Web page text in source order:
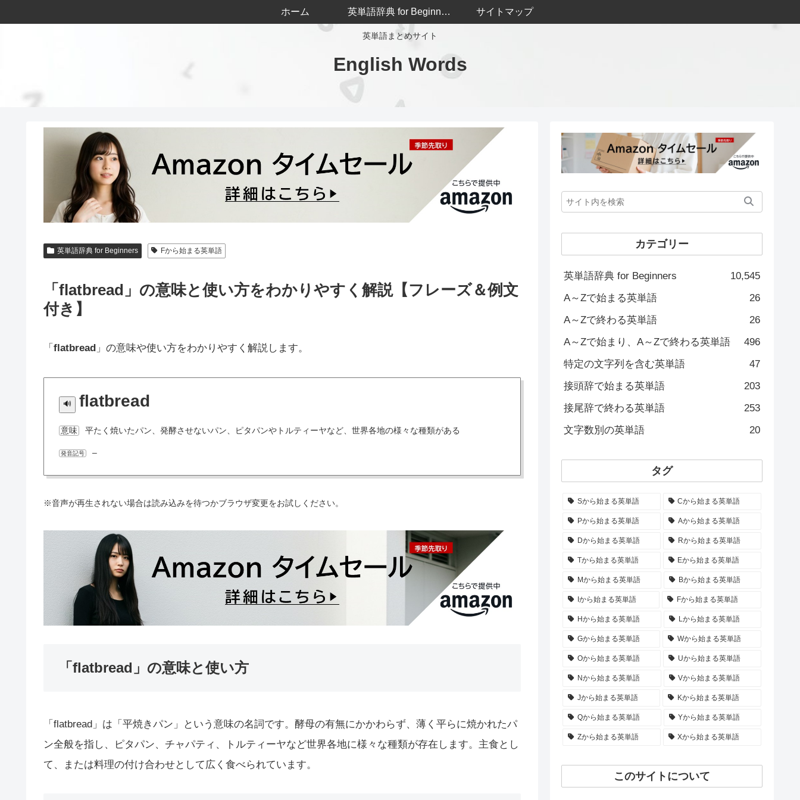
英単語まとめサイト
English Words
ホーム 英単語辞典 for Beginners サイトマップ
英単語辞典 for Beginners Fから始まる英単語
「flatbread」の意味と使い方をわかりやすく解説【フレーズ＆例文
付き】
「 flatbread 」の意味や使い方をわかりやすく解説します。
flatbread
意味 平たく焼いたパン、発酵させないパン、ピタパンやトルティーヤなど、世界各地の様々な種類がある
発音記号 –
※音声が再生されない場合は読み込みを待つかブラウザ変更をお試しください。
「flatbread」の意味と使い方
「flatbread」は「平焼きパン」という意味の名詞です。酵母の有無にかかわらず、薄く平らに焼かれたパ
ン全般を指し、ピタパン、チャパティ、トルティーヤなど世界各地に様々な種類が存在します。主食とし
て、または料理の付け合わせとして広く食べられています。
カテゴリー
英単語辞典 for Beginners
10,545
A～Zで始まる英単語
26
A～Zで終わる英単語
26
A～Zで始まり、A～Zで終わる英単語
496
特定の文字列を含む英単語
47
接頭辞で始まる英単語
203
接尾辞で終わる英単語
253
文字数別の英単語
20
タグ
Sから始まる英単語 Cから始まる英単語
Pから始まる英単語 Aから始まる英単語
Dから始まる英単語 Rから始まる英単語
Tから始まる英単語 Eから始まる英単語
Mから始まる英単語 Bから始まる英単語
Iから始まる英単語 Fから始まる英単語
Hから始まる英単語 Lから始まる英単語
Gから始まる英単語 Wから始まる英単語
Oから始まる英単語 Uから始まる英単語
Nから始まる英単語 Vから始まる英単語
Jから始まる英単語 Kから始まる英単語
Qから始まる英単語 Yから始まる英単語
Zから始まる英単語 Xから始まる英単語
このサイトについて